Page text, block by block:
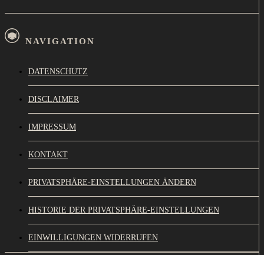
NAVIGATION
DATENSCHUTZ
DISCLAIMER
IMPRESSUM
KONTAKT
PRIVATSPHÄRE-EINSTELLUNGEN ÄNDERN
HISTORIE DER PRIVATSPHÄRE-EINSTELLUNGEN
EINWILLIGUNGEN WIDERRUFEN